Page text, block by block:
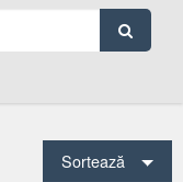
Sortează